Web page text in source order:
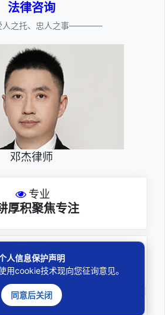
法律咨询
之托、忠人之事————
邓杰律师
专业
厚积聚焦专注
尽责
办理委托事项
人信息保护声明
用cookie技术现向您征询意见。
同意后关闭